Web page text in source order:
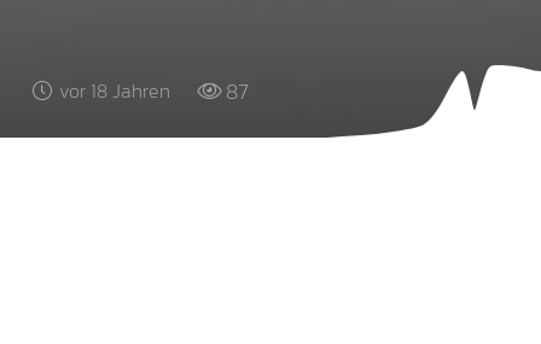
vor 18 Jahren 87